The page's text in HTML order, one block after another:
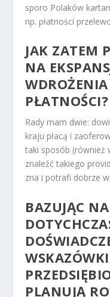
sporo Polaków
np. płatności
JAK ZATEM
NA
PŁATNOŚCI?
Rady mam dwie:
kraju płacą i
taki sposób (również
znaleźć takiego
zna i potrafi dobrze
BAZUJĄC
PLANUJĄ